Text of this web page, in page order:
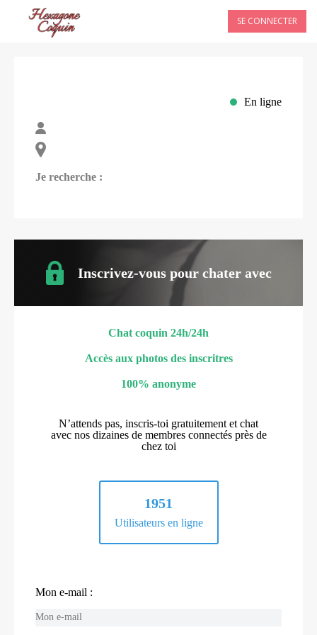
SE CONNECTER
En ligne
Je recherche :
Inscrivez-vous pour chater avec
Chat coquin 24h/24h
Accès aux photos des inscritres
100% anonyme
N’attends pas, inscris-toi gratuitement et chat
avec nos dizaines de membres connectés près de
chez toi
1951
Utilisateurs en ligne
Mon e-mail :